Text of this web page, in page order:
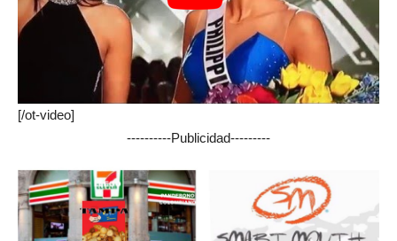
[/ot-video]
----------Publicidad---------